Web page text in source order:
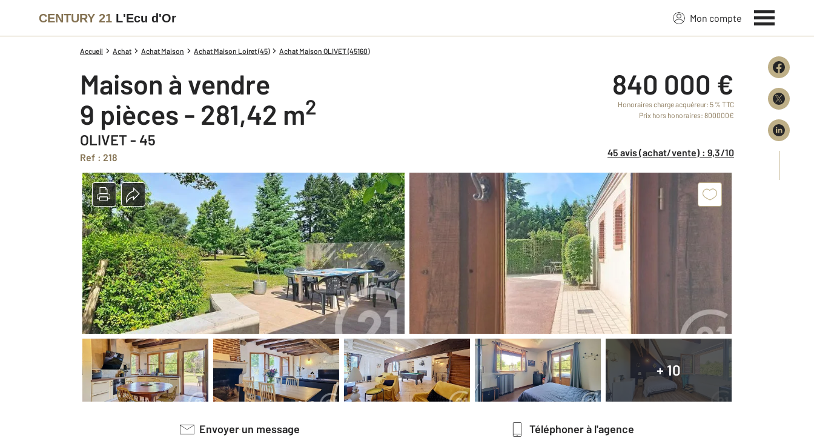
CENTURY 21 L'Ecu d'Or Mon compte
Accueil Achat Achat Maison Achat Maison Loiret (45) Achat Maison OLIVET (45160)
Maison à vendre
9 pièces - 281,42 m2
OLIVET - 45
Ref : 218
840 000 €
Honoraires charge acquéreur: 5 % TTC
Prix hors honoraires: 800000€
45 avis (achat/vente) : 9,3/10
+ 10
Envoyer un message Téléphoner à l'agence